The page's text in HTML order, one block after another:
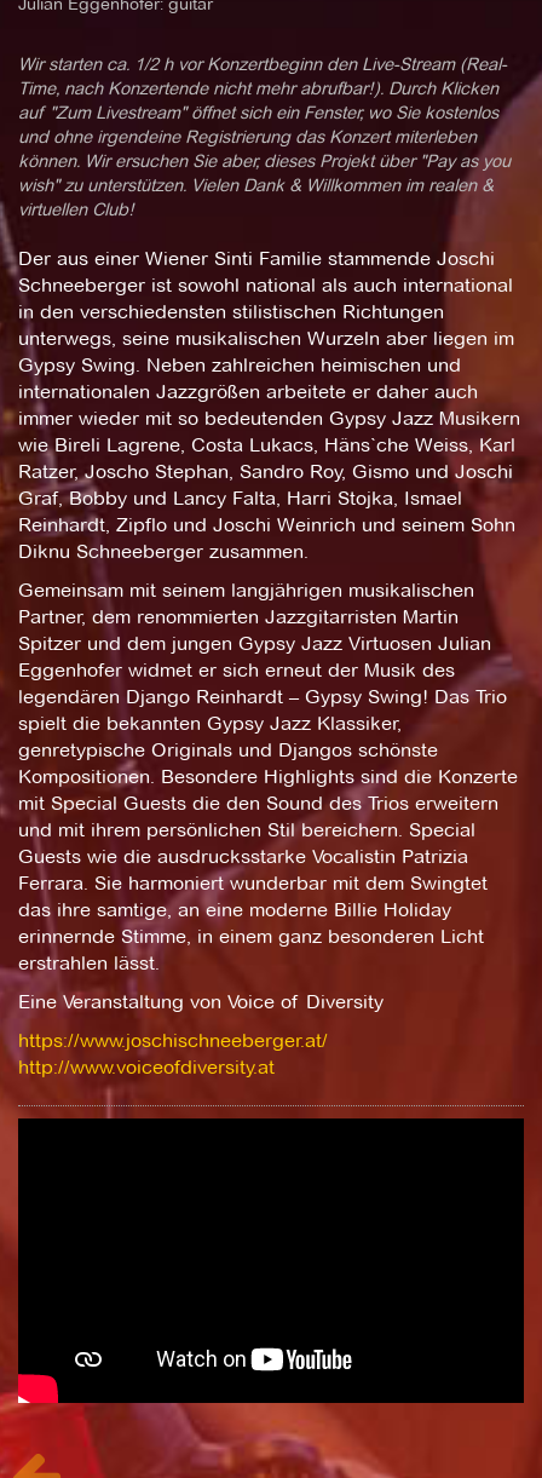
Wir starten ca. 1/2 h vor Konzertbeginn den Live-Stream (Real-
Time, nach Konzertende nicht mehr abrufbar!). Durch Klicken
auf "Zum Livestream" öffnet sich ein Fenster, wo Sie kostenlos
und ohne irgendeine Registrierung das Konzert miterleben
können. Wir ersuchen Sie aber, dieses Projekt über "Pay as you
wish" zu unterstützen. Vielen Dank & Willkommen im realen &
virtuellen Club!
Der aus einer Wiener Sinti Familie stammende Joschi
Schneeberger ist sowohl national als auch international
in den verschiedensten stilistischen Richtungen
unterwegs, seine musikalischen Wurzeln aber liegen im
Gypsy Swing. Neben zahlreichen heimischen und
internationalen Jazzgrößen arbeitete er daher auch
immer wieder mit so bedeutenden Gypsy Jazz Musikern
wie Bireli Lagrene, Costa Lukacs, Häns`che Weiss, Karl
Ratzer, Joscho Stephan, Sandro Roy, Gismo und Joschi
Graf, Bobby und Lancy Falta, Harri Stojka, Ismael
Reinhardt, Zipflo und Joschi Weinrich und seinem Sohn
Diknu Schneeberger zusammen.
Gemeinsam mit seinem langjährigen musikalischen
Partner, dem renommierten Jazzgitarristen Martin
Spitzer und dem jungen Gypsy Jazz Virtuosen Julian
Eggenhofer widmet er sich erneut der Musik des
legendären Django Reinhardt – Gypsy Swing! Das Trio
spielt die bekannten Gypsy Jazz Klassiker,
genretypische Originals und Djangos schönste
Kompositionen. Besondere Highlights sind die Konzerte
mit Special Guests die den Sound des Trios erweitern
und mit ihrem persönlichen Stil bereichern. Special
Guests wie die ausdrucksstarke Vocalistin Patrizia
Ferrara. Sie harmoniert wunderbar mit dem Swingtet
das ihre samtige, an eine moderne Billie Holiday
erinnernde Stimme, in einem ganz besonderen Licht
erstrahlen lässt.
Eine Veranstaltung von Voice of Diversity
https://www.joschischneeberger.at/
http://www.voiceofdiversity.at